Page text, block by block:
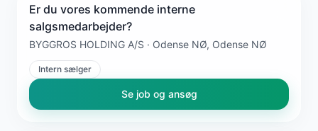
Er du vores kommende interne
salgsmedarbejder?
BYGGROS HOLDING A/S · Odense NØ, Odense NØ
Intern sælger
Se job og ansøg